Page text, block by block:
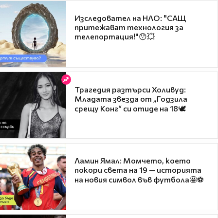
Изследовател на НЛО: "САЩ
притежават технология за
телепортация!"😯💥
Трагедия разтърси Холивуд:
Младата звезда от „Годзила
срещу Конг“ си отиде на 18🕊️
Ламин Ямал: Момчето, което
покори света на 19 — историята
на новия символ във футбола🤩⚽